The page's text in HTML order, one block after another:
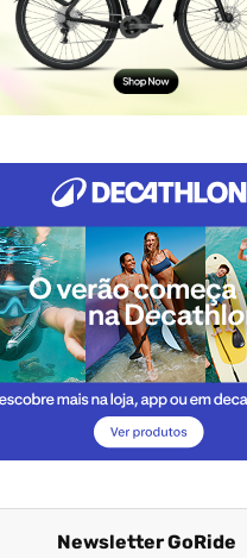
Newsletter GoRide